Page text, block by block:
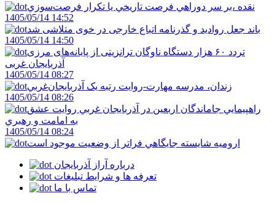
نقده ،بر سر دوراهي فرصت تاريخي يا تکرار فرصت‌سوزي
1405/05/14 14:52
باند جعل روادید و گذرنامه اتباع خارجی در خوی متلاشی شد
1405/05/14 14:50
تردد ۶۰ هزار دستگاه ناوگان ترانزیتی از پایانه‌های مرزی
آذربایجان ‌غربی
1405/05/14 08:27
زندان، مدرسه مهارت-روايت رتبه يک آذربايجان‌غربي
1405/05/14 08:26
راهپيمايي جاماندگان اربعين در آذربايجان غربي روايت عشق
به امامت و رهبري
1405/05/14 08:24
اروميه شايسته جايگاهي فراتر از وضعيت موجود است
درباره آراز آذربایجان
تعرفه ها و شرایط تبلیغات
تماس با ما